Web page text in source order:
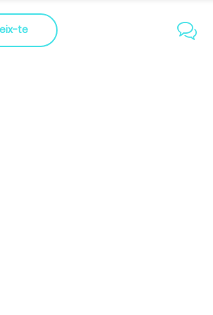
te